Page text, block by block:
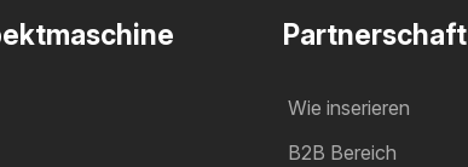
Partnerschaft
Wie inserieren
B2B Bereich